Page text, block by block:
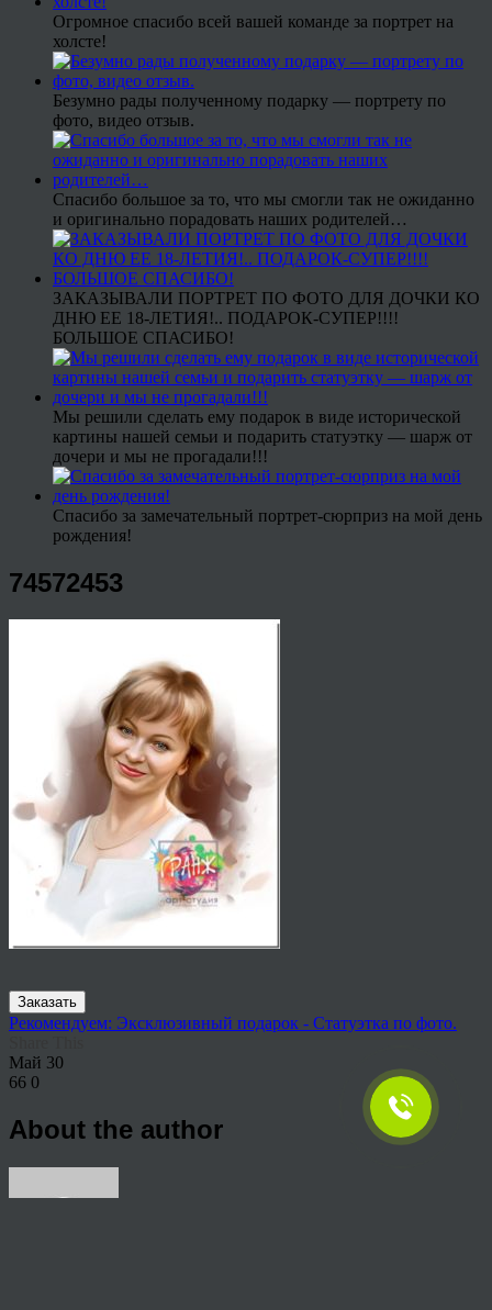
Огромное спасибо всей вашей команде за портрет на
холсте!
Безумно рады полученному подарку — портрету по
фото, видео отзыв.
Спасибо большое за то, что мы смогли так не ожиданно
и оригинально порадовать наших родителей…
ЗАКАЗЫВАЛИ ПОРТРЕТ ПО ФОТО ДЛЯ ДОЧКИ КО
ДНЮ ЕЕ 18-ЛЕТИЯ!.. ПОДАРОК-СУПЕР!!!!
БОЛЬШОЕ СПАСИБО!
Мы решили сделать ему подарок в виде исторической
картины нашей семьи и подарить статуэтку — шарж от
дочери и мы не прогадали!!!
Спасибо за замечательный портрет-сюрприз на мой день
рождения!
74572453
Заказать
Рекомендуем: Эксклюзивный подарок - Статуэтка по фото.
Май 30
66 0
About the author